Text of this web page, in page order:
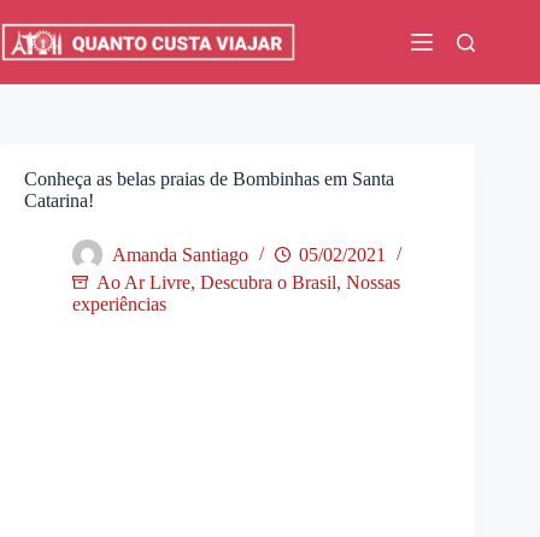
para
Conheça as belas praias de Bombinhas em Santa
Catarina!
Amanda Santiago
05/02/2021
Ao Ar Livre, Descubra o Brasil, Nossas
experiências